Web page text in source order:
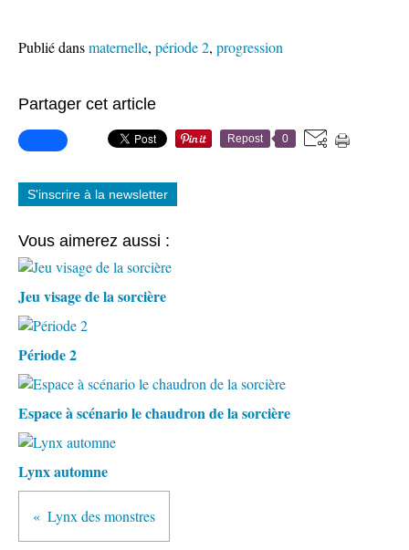
Publié dansmaternelle, période 2, progression
Partager cet article
Repost 0
S'inscrire à la newsletter
Vous aimerez aussi :
Jeu visage de la sorcière
Période 2
Espace à scénario le chaudron de la sorcière
Lynx automne
Lynx des monstres